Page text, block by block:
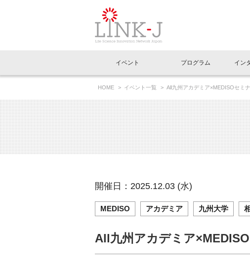
イベントお知らせメール登録
イベント
イベント一覧
LINK-J主催・共催 特別会員開催
LINK-J協賛・協力 出展・参加
プログラム
Out of Box相談室
イン
インタビュー・コラム一覧
スペシャルインタビュー
連載コラム
ニュース一覧
トピック プレスリリー
メディア情報 海外関連
協賛・協力
理事長挨拶
国内外連携
組織概要
特別会員一覧
専用メニューはこちら
ラウンジ・会議室
アクセス
HOME イベント一覧 All九州アカデミア×MEDISOセミ
開催日：2025.12.03 (水)
MEDISO アカデミア 九州大学
All九州アカデミア